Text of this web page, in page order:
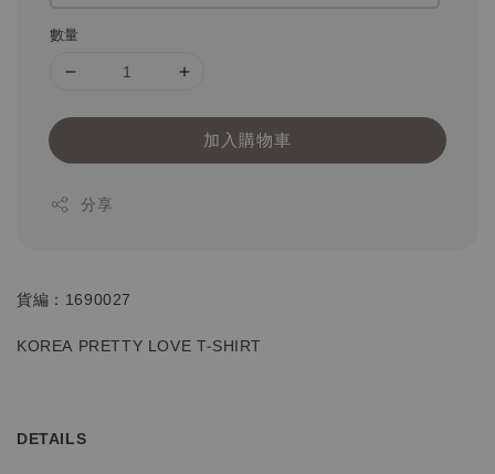
數量
加入購物車
分享
貨編：1690027
KOREA PRETTY LOVE T-SHIRT
DETAILS